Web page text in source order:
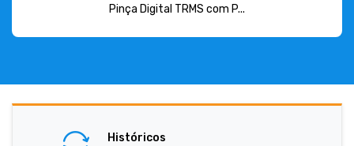
Pinça Digital TRMS com P...
Históricos